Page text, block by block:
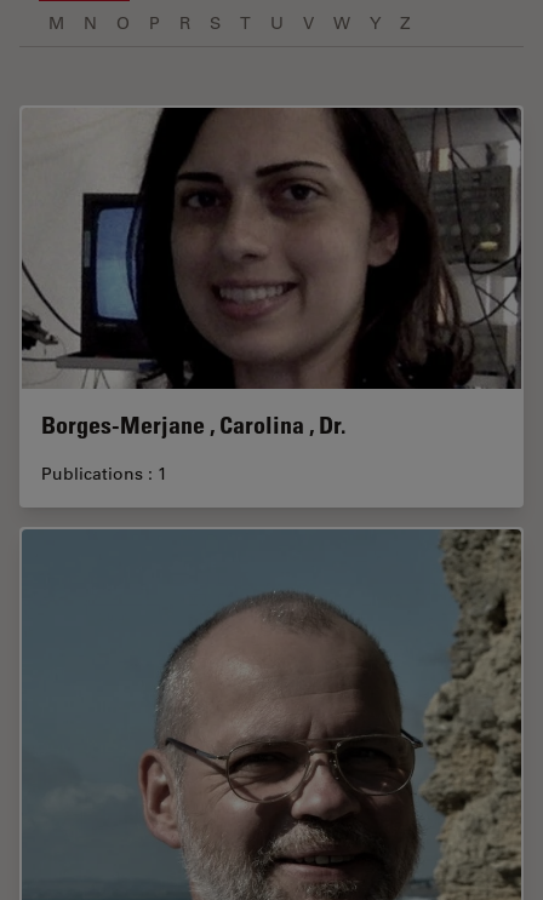
M N O P R S T U V W Y Z
Borges-Merjane , Carolina , Dr.
Publications : 1